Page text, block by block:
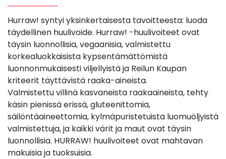
Hurraw! syntyi yksinkertaisesta tavoitteesta: luoda
täydellinen huulivoide. Hurraw! -­huulivoiteet ovat
täysin luonnollisia, vegaanisia, valmistettu
korkealuokkaisista kypsentämättömistä
luonnonmukaisesti viljellyistä ja Reilun Kaupan
kriteerit täyttävistä raaka-aineista.
Valmistettu villinä kasvaneista raaka­aineista, tehty
käsin pienissä erissä, gluteenittomia,
säilöntäaineettomia, kylmäpuristetuista luomuöljyistä
valmistettuja, ja kaikki värit ja maut ovat täysin
luonnollisia. HURRAW! huulivoiteet ovat mahtavan
makuisia ja tuoksuisia.